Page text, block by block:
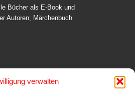
verwalten
Bücher als E-Book und
Autoren; Märchenbuch